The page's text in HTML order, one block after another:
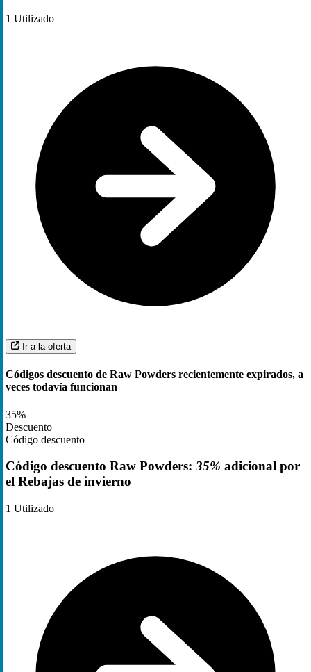
1 Utilizado
Ir a la oferta
Códigos descuento de Raw Powders recientemente expirados, a
veces todavía funcionan
35%
Descuento
Código descuento
Código descuento Raw Powders: 35% adicional por
el Rebajas de invierno
1 Utilizado